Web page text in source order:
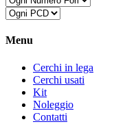
Menu
Cerchi in lega
Cerchi usati
Kit
Noleggio
Contatti